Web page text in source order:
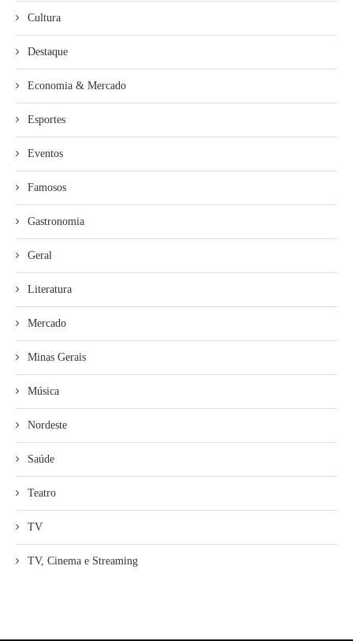
Cultura
Destaque
Economia & Mercado
Esportes
Eventos
Famosos
Gastronomia
Geral
Literatura
Mercado
Minas Gerais
Música
Nordeste
Saúde
Teatro
TV
TV, Cinema e Streaming